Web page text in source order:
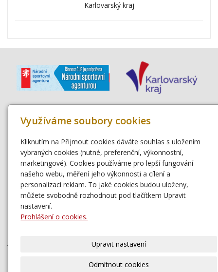
Karlovarský kraj
veškerá práva vyhrazena | © Web vytvořil:Gitech
Využíváme soubory cookies
Kliknutím na Přijmout cookies dáváte souhlas s uložením
vybraných cookies (nutné, preferenční, výkonnostní,
marketingové). Cookies používáme pro lepší fungování
našeho webu, měření jeho výkonnosti a cílení a
personalizaci reklam. To jaké cookies budou uloženy,
můžete svobodně rozhodnout pod tlačítkem Upravit
nastavení.
Prohlášení o cookies.
Upravit nastavení
Odmítnout cookies